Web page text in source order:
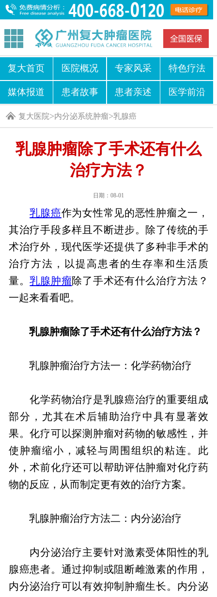
复大首页 医院概况 专家风采 特色疗法
媒体报道 患者故事 患者亲述 医学前沿
复大医院>内分泌系统肿瘤>乳腺癌
乳腺肿瘤除了手术还有什么
治疗方法？
日期：08-01
乳腺癌作为女性常见的恶性肿瘤之一，
其治疗手段多样且不断进步。除了传统的手
术治疗外，现代医学还提供了多种非手术的
治疗方法，以提高患者的生存率和生活质
量。乳腺肿瘤除了手术还有什么治疗方法？
一起来看看吧。
乳腺肿瘤除了手术还有什么治疗方法？
乳腺肿瘤治疗方法一：化学药物治疗
化学药物治疗是乳腺癌治疗的重要组成
部分，尤其在术后辅助治疗中具有显著效
果。化疗可以探测肿瘤对药物的敏感性，并
使肿瘤缩小，减轻与周围组织的粘连。此
外，术前化疗还可以帮助评估肿瘤对化疗药
物的反应，从而制定更有效的治疗方案。
乳腺肿瘤治疗方法二：内分泌治疗
内分泌治疗主要针对激素受体阳性的乳
腺癌患者。通过抑制或阻断雌激素的作用，
内分泌治疗可以有效抑制肿瘤生长。内分泌